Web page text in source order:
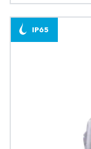
IP65